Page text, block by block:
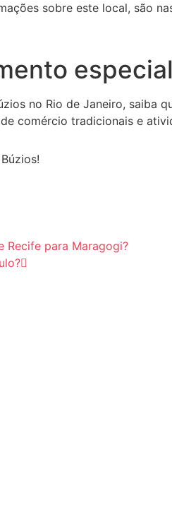
sobre este local, são
no Rio de Janeiro, saiba
comércio tradicionais e
Recife para Maragogi?